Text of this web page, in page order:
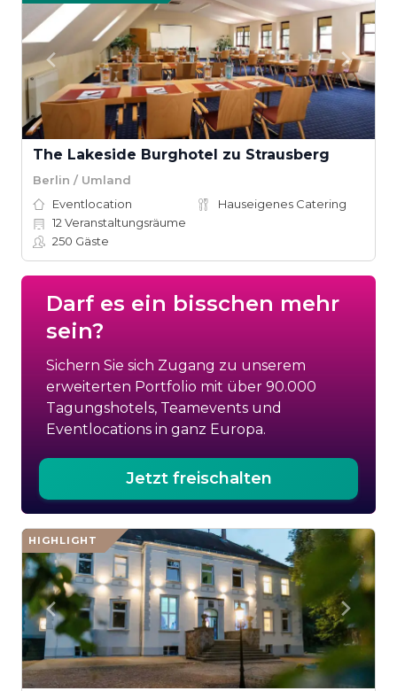
The Lakeside Burghotel zu Strausberg
Berlin / Umland
Eventlocation
Hauseigenes Catering
12 Veranstaltungsräume
250 Gäste
Darf es ein bisschen mehr
sein?
Sichern Sie sich Zugang zu unserem
erweiterten Portfolio mit über 90.000
Tagungshotels, Teamevents und
Eventlocations in ganz Europa.
Jetzt freischalten
HIGHLIGHT